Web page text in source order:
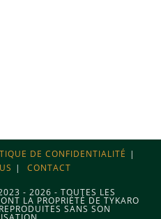
DE CONFIDENTIALITÉ
CONTACT
- 2026 - TOUTES LES
LA PROPRIÉTÉ DE TYKARO
SANS SON